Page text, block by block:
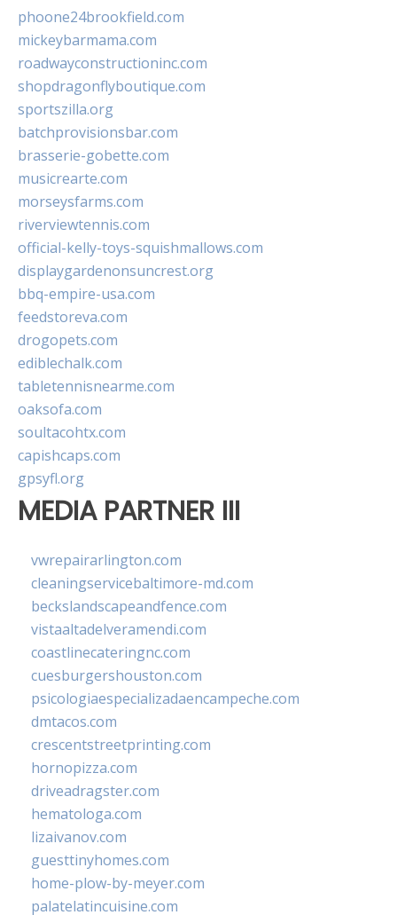
phoone24brookfield.com
mickeybarmama.com
roadwayconstructioninc.com
shopdragonflyboutique.com
sportszilla.org
batchprovisionsbar.com
brasserie-gobette.com
musicrearte.com
morseysfarms.com
riverviewtennis.com
official-kelly-toys-squishmallows.com
displaygardenonsuncrest.org
bbq-empire-usa.com
feedstoreva.com
drogopets.com
ediblechalk.com
tabletennisnearme.com
oaksofa.com
soultacohtx.com
capishcaps.com
gpsyfl.org
MEDIA PARTNER III
vwrepairarlington.com
cleaningservicebaltimore-md.com
beckslandscapeandfence.com
vistaaltadelveramendi.com
coastlinecateringnc.com
cuesburgershouston.com
psicologiaespecializadaencampeche.com
dmtacos.com
crescentstreetprinting.com
hornopizza.com
driveadragster.com
hematologa.com
lizaivanov.com
guesttinyhomes.com
home-plow-by-meyer.com
palatelatincuisine.com